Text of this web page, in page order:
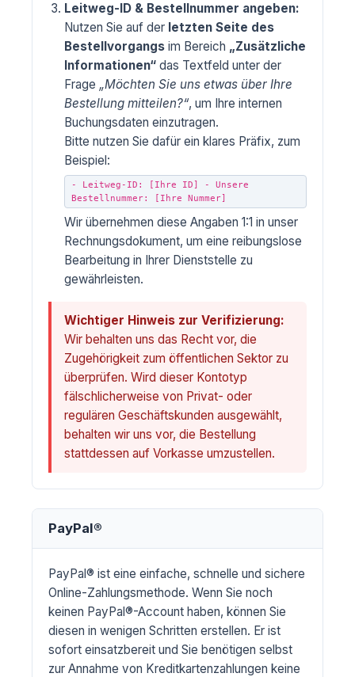
Leitweg-ID & Bestellnummer angeben:
Nutzen Sie auf der letzten Seite des
Bestellvorgangs im Bereich „Zusätzliche
Informationen“ das Textfeld unter der
Frage „Möchten Sie uns etwas über Ihre
Bestellung mitteilen?“, um Ihre internen
Buchungsdaten einzutragen.
Bitte nutzen Sie dafür ein klares Präfix, zum
Beispiel:
- Leitweg-ID: [Ihre ID] - Unsere
Bestellnummer: [Ihre Nummer]
Wir übernehmen diese Angaben 1:1 in unser
Rechnungsdokument, um eine reibungslose
Bearbeitung in Ihrer Dienststelle zu
gewährleisten.
Wichtiger Hinweis zur Verifizierung:
Wir behalten uns das Recht vor, die
Zugehörigkeit zum öffentlichen Sektor zu
überprüfen. Wird dieser Kontotyp
fälschlicherweise von Privat- oder
regulären Geschäftskunden ausgewählt,
behalten wir uns vor, die Bestellung
stattdessen auf Vorkasse umzustellen.
PayPal®
PayPal® ist eine einfache, schnelle und sichere
Online-Zahlungsmethode. Wenn Sie noch
keinen PayPal®-Account haben, können Sie
diesen in wenigen Schritten erstellen. Er ist
sofort einsatzbereit und Sie benötigen selbst
zur Annahme von Kreditkartenzahlungen keine